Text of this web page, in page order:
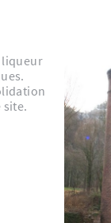
liqueur
site.